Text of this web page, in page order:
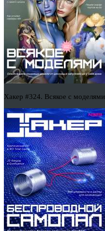
Хакер #324. Всякое с моделями